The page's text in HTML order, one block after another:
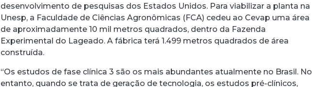
desenvolvimento de pesquisas dos Estados Unidos. Para viabilizar a planta na
Unesp, a Faculdade de Ciências Agronômicas (FCA) cedeu ao Cevap uma área
de aproximadamente 10 mil metros quadrados, dentro da Fazenda
Experimental do Lageado. A fábrica terá 1.499 metros quadrados de área
construída.
“Os estudos de fase clínica 3 são os mais abundantes atualmente no Brasil. No
entanto, quando se trata de geração de tecnologia, os estudos pré-clínicos,